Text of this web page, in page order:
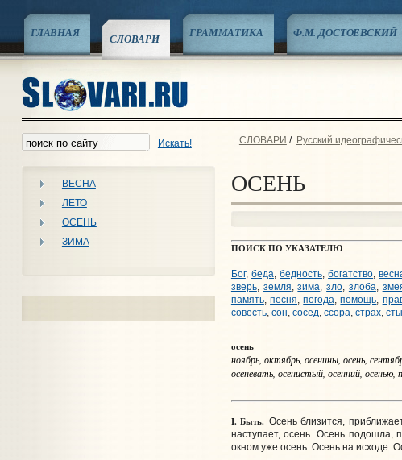
ГЛАВНАЯ СЛОВАРИ ГРАММАТИКА Ф.М. ДОСТОЕВСКИЙ
Искать!
ВЕСНА
ЛЕТО
ОСЕНЬ
ЗИМА
СЛОВАРИ / Русский
ОСЕНЬ
ПОИСК ПО УКАЗАТЕЛЮ
Бог, беда,бедность,богатство,
зверь, земля,зима,зло, злоба,
память,песня,погода,помощь,
совесть, сон, сосед, ссора, страх,
осень
ноябрь, октябрь, осенины, осень,
осеневать, осенистый, осенний, осенью,
I. Быть. Осень близится,
наступает, осень. Осень подошла,
окном уже осень. Осень на исходе.